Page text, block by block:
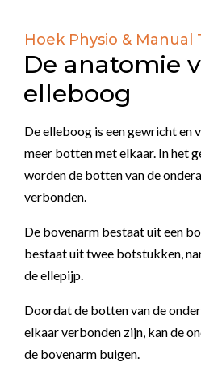
Hoek Physio & Manual
De anatomie
elleboog
De elleboog is een gewricht en
meer botten met elkaar. In het
worden de botten van de
verbonden.
De bovenarm bestaat uit een
bestaat uit twee botstukken,
de ellepijp.
Doordat de botten van de
elkaar verbonden zijn, kan de
de bovenarm buigen.